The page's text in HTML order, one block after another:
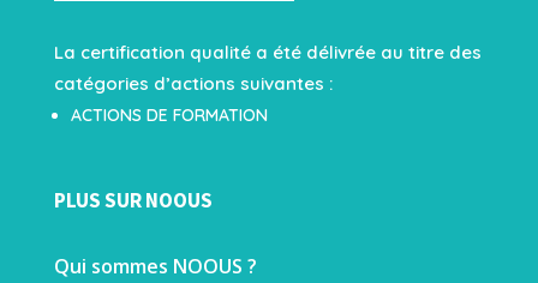
La certification qualité a été délivrée au titre des
catégories d’actions suivantes :
ACTIONS DE FORMATION
PLUS SUR NOOUS
Qui sommes NOOUS ?